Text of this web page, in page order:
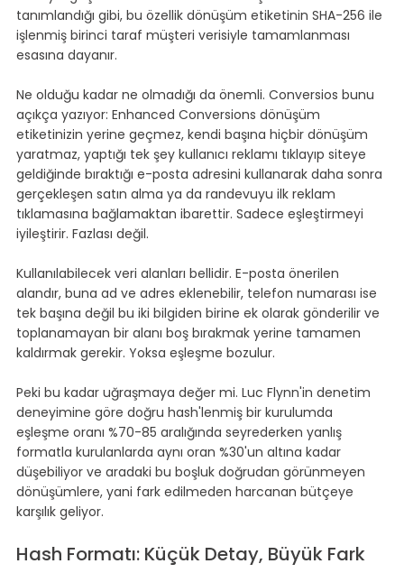
tanımlandığı gibi, bu özellik dönüşüm etiketinin SHA-256 ile
işlenmiş birinci taraf müşteri verisiyle tamamlanması
esasına dayanır.
Ne olduğu kadar ne olmadığı da önemli. Conversios bunu
açıkça yazıyor: Enhanced Conversions dönüşüm
etiketinizin yerine geçmez, kendi başına hiçbir dönüşüm
yaratmaz, yaptığı tek şey kullanıcı reklamı tıklayıp siteye
geldiğinde bıraktığı e-posta adresini kullanarak daha sonra
gerçekleşen satın alma ya da randevuyu ilk reklam
tıklamasına bağlamaktan ibarettir. Sadece eşleştirmeyi
iyileştirir. Fazlası değil.
Kullanılabilecek veri alanları bellidir. E-posta önerilen
alandır, buna ad ve adres eklenebilir, telefon numarası ise
tek başına değil bu iki bilgiden birine ek olarak gönderilir ve
toplanamayan bir alanı boş bırakmak yerine tamamen
kaldırmak gerekir. Yoksa eşleşme bozulur.
Peki bu kadar uğraşmaya değer mi. Luc Flynn'in denetim
deneyimine göre doğru hash'lenmiş bir kurulumda
eşleşme oranı %70-85 aralığında seyrederken yanlış
formatla kurulanlarda aynı oran %30'un altına kadar
düşebiliyor ve aradaki bu boşluk doğrudan görünmeyen
dönüşümlere, yani fark edilmeden harcanan bütçeye
karşılık geliyor.
Hash Formatı: Küçük Detay, Büyük Fark